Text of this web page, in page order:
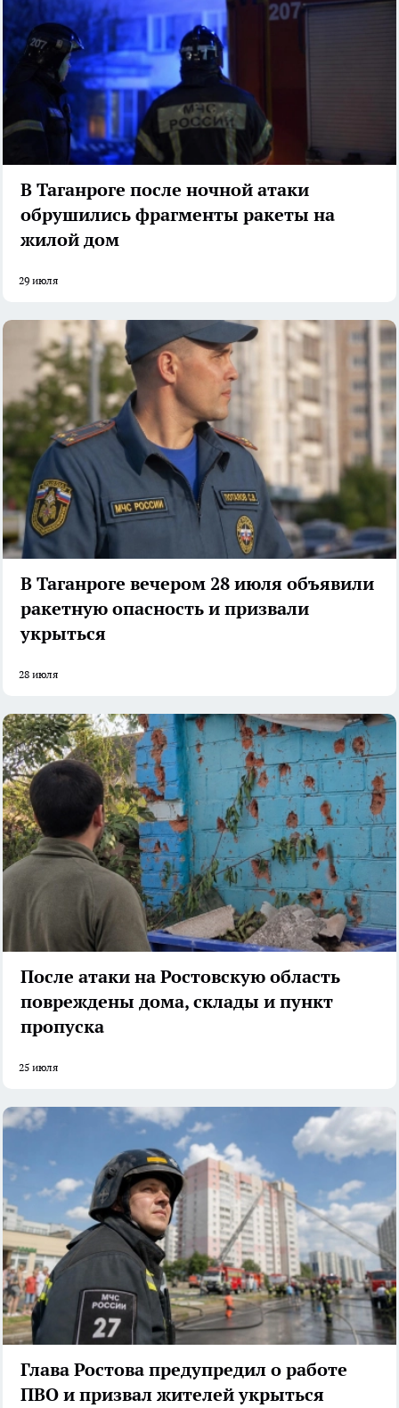
В Таганроге после ночной атаки
обрушились фрагменты ракеты на
жилой дом
29 июля
В Таганроге вечером 28 июля объявили
ракетную опасность и призвали
укрыться
28 июля
После атаки на Ростовскую область
повреждены дома, склады и пункт
пропуска
25 июля
Глава Ростова предупредил о работе
ПВО и призвал жителей укрыться